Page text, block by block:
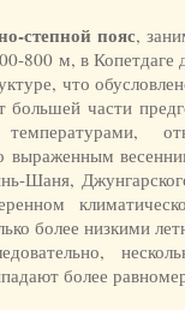
степной пояс,
800 м, в
что
большей части
выраженным
Шаня,
более низкими
более